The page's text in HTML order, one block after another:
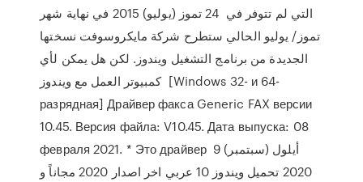
التي لم تتوفر في 24 تموز (يوليو) 2015 في نهاية شهر
تموز/ يوليو الحالي ستطرح شركة مايكروسوفت نسختها
الجديدة من برنامج التشغيل ويندوز. لكن هل يمكن لأي
كمبيوتر العمل مع ويندوز [Windows 32- и 64-
разрядная] Драйвер факса Generic FAX версии
10.45. Версия файла: V10.45. Дата выпуска: 08
февраля 2021. * Это драйвер 9 أيلول (سبتمبر)
2020 تحميل ويندوز 10 عربي اخر اصدار 2020 مجاناً و